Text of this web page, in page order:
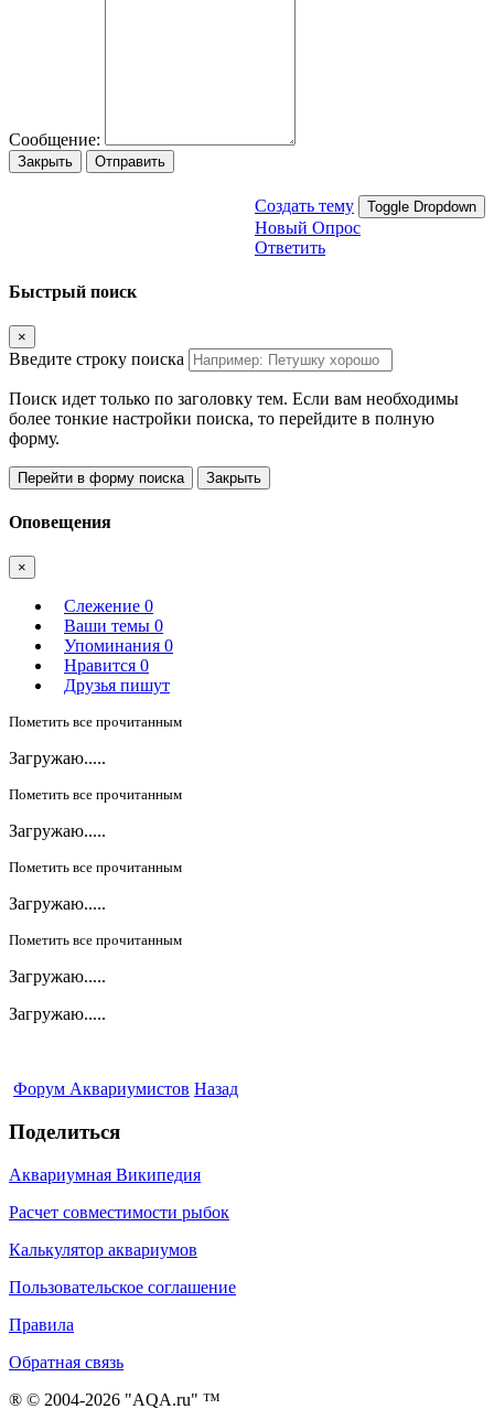
Сообщение:
Закрыть Отправить
Создать тему Toggle Dropdown
Новый Опрос
Ответить
Быстрый поиск
×
Введите строку поиска
Поиск идет только по заголовку тем. Если вам необходимы
более тонкие настройки поиска, то перейдите в полную
форму.
Перейти в форму поиска Закрыть
Оповещения
×
Слежение 0
Ваши темы 0
Упоминания 0
Нравится 0
Друзья пишут
Пометить все прочитанным
Загружаю.....
Пометить все прочитанным
Загружаю.....
Пометить все прочитанным
Загружаю.....
Пометить все прочитанным
Загружаю.....
Загружаю.....
Форум Аквариумистов Назад
Поделиться
Аквариумная Википедия
Расчет совместимости рыбок
Калькулятор аквариумов
Пользовательское соглашение
Правила
Обратная связь
® © 2004-2026 "AQA.ru" ™